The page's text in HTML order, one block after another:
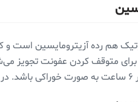
هم رده آزیترومایسین است و